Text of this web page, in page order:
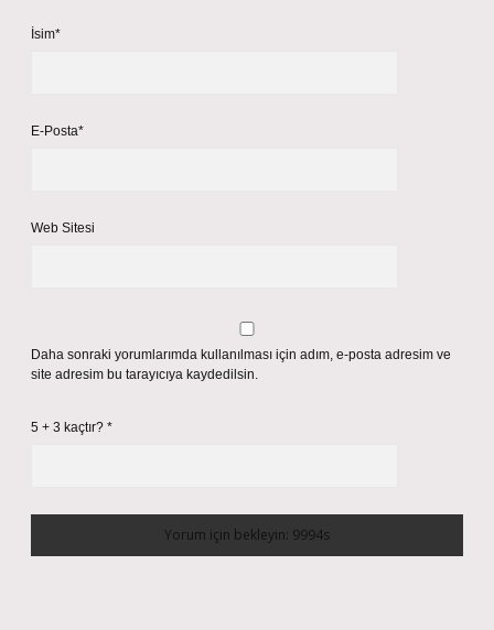
İsim*
E-Posta*
Web Sitesi
Daha sonraki yorumlarımda kullanılması için adım, e-posta adresim ve
site adresim bu tarayıcıya kaydedilsin.
5 + 3 kaçtır? *